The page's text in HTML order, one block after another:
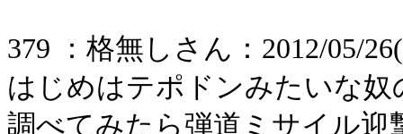
379 ：格無しさん：2012/05/
はじめはテポドンみたいな
調べてみたら弾道ミサイル迎